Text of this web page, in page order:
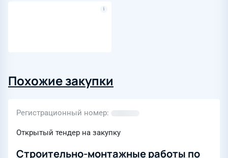
Похожие закупки
Регистрационный номер
Открытый тендер на закупку
Строительно-монтажные работы по